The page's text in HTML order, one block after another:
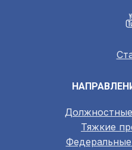
Тяжкие